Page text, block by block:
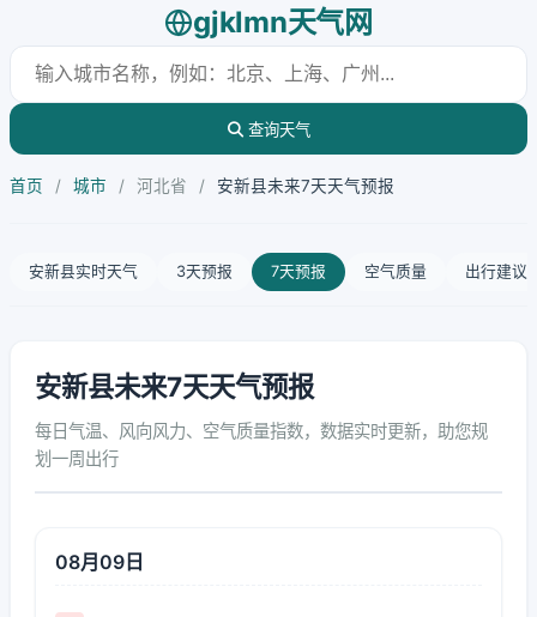
gjklmn天气网
查询天气
首页 / 城市 / 河北省 / 安新县未来7天天气预报
安新县实时天气 3天预报 7天预报 空气质量 出行建议
安新县未来7天天气预报
每日气温、风向风力、空气质量指数，数据实时更新，助您规
划一周出行
08月09日